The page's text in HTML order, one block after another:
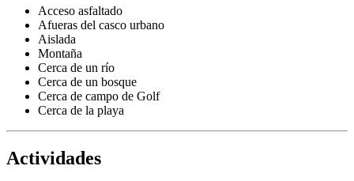
Acceso asfaltado
Afueras del casco urbano
Aislada
Montaña
Cerca de un río
Cerca de un bosque
Cerca de campo de Golf
Cerca de la playa
Actividades